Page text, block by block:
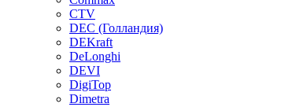
CTV
DEC (Голландия)
DEKraft
DeLonghi
DEVI
DigiTop
Dimetra